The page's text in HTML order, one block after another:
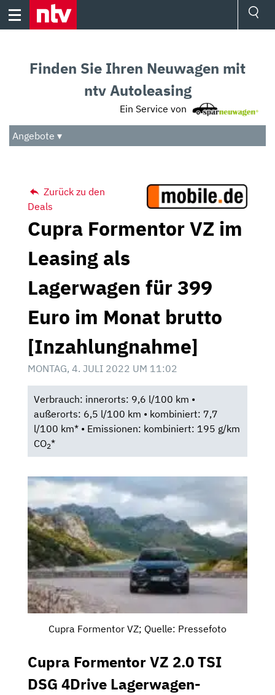
Skip
Audio
Das Beste
Finden Sie Ihren Neuwagen mit
ntv Autoleasing
Ein Service von
Angebote ▾
Zurück zu den
Deals
Cupra Formentor VZ im
Leasing als
Lagerwagen für 399
Euro im Monat brutto
[Inzahlungnahme]
MONTAG, 4. JULI 2022 UM 11:02
Verbrauch: innerorts: 9,6 l/100 km •
außerorts: 6,5 l/100 km • kombiniert: 7,7
l/100 km* • Emissionen: kombiniert: 195 g/km
CO2*
Cupra Formentor VZ; Quelle: Pressefoto
Cupra Formentor VZ 2.0 TSI
DSG 4Drive Lagerwagen-